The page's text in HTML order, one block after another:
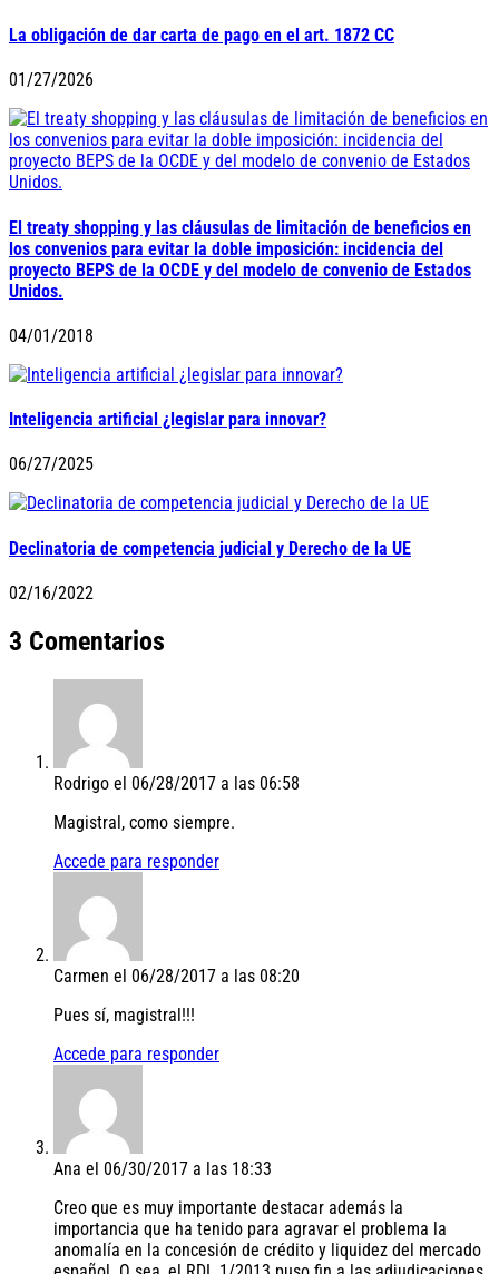
La obligación de dar carta de pago en el art. 1872 CC
01/27/2026
El treaty shopping y las cláusulas de limitación de beneficios en
los convenios para evitar la doble imposición: incidencia del
proyecto BEPS de la OCDE y del modelo de convenio de Estados
Unidos.
04/01/2018
Inteligencia artificial ¿legislar para innovar?
06/27/2025
Declinatoria de competencia judicial y Derecho de la UE
02/16/2022
3 Comentarios
Rodrigo el 06/28/2017 a las 06:58
Magistral, como siempre.
Accede para responder
Carmen el 06/28/2017 a las 08:20
Pues sí, magistral!!!
Accede para responder
Ana el 06/30/2017 a las 18:33
Creo que es muy importante destacar además la
importancia que ha tenido para agravar el problema la
anomalía en la concesión de crédito y liquidez del mercado